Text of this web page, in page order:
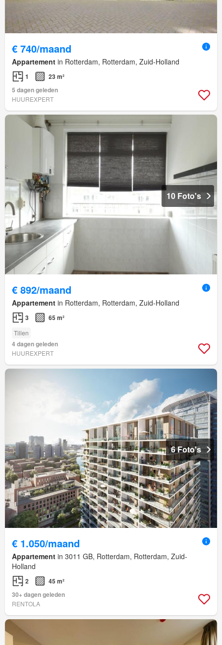
€ 740/maand
Appartement in Rotterdam, Rotterdam, Zuid-Holland
1
23 m²
5 dagen geleden
HUUREXPERT
10 Foto's
€ 892/maand
Appartement in Rotterdam, Rotterdam, Zuid-Holland
3 65 m²
Tillen
4 dagen geleden
HUUREXPERT
6 Foto's
€ 1.050/maand
Appartement in 3011 GB, Rotterdam, Rotterdam, Zuid-
Holland
2
45 m²
30+ dagen geleden
RENTOLA